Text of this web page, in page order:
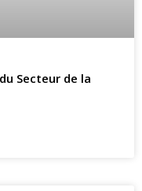
Secteur de la